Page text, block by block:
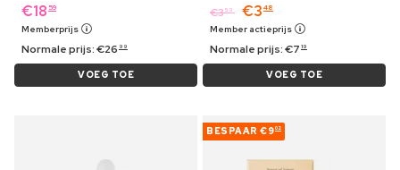
€18 59
Memberprijs
Normale prijs:€26 99
VOEG TOE
€359 €3 48
Member actieprijs
Normale prijs:€7 19
VOEG TOE
BESPAAR €902